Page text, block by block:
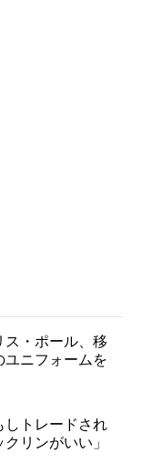
ス・ポール、移
ユニフォームを
しトレードされ
リンがいい」